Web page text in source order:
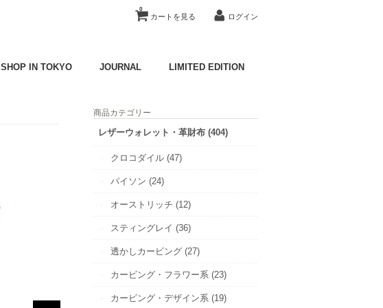
カートを見る
0
ログイン
SHOP IN TOKYO JOURNAL LIMITED EDITION
商品カテゴリー
レザーウォレット・革財布 (404)
クロコダイル (47)
パイソン (24)
オーストリッチ (12)
スティングレイ (36)
透かしカービング (27)
カービング・フラワー系 (23)
カービング・デザイン系 (19)